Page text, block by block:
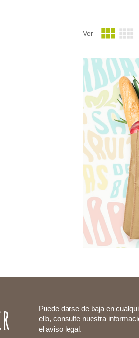
Ver  
Puede darse de baja en
ello, consulte nuestra
el aviso legal.